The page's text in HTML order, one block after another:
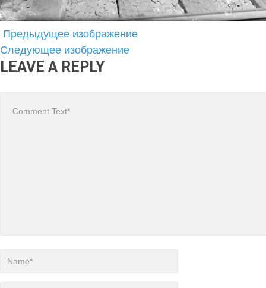
Предыдущее изображение
Следующее изображение
LEAVE A REPLY